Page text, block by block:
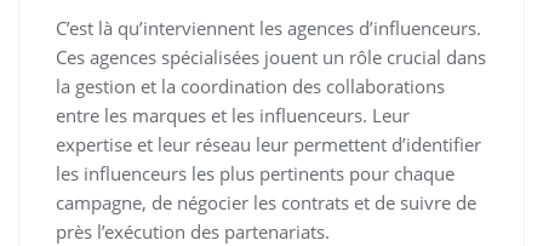
C’est là qu’interviennent les agences d’influenceurs.
Ces agences spécialisées jouent un rôle crucial dans
la gestion et la coordination des collaborations
entre les marques et les influenceurs. Leur
expertise et leur réseau leur permettent d’identifier
les influenceurs les plus pertinents pour chaque
campagne, de négocier les contrats et de suivre de
près l’exécution des partenariats.